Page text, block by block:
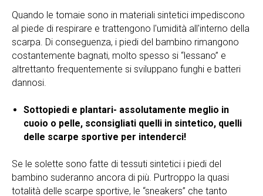
Quando le tomaie sono in materiali sintetici impediscono
al piede di respirare e trattengono l'umidità all'interno della
scarpa. Di conseguenza, i piedi del bambino rimangono
costantemente bagnati, molto spesso si “lessano” e
altrettanto frequentemente si sviluppano funghi e batteri
dannosi.
Sottopiedi e plantari- assolutamente meglio in
cuoio o pelle, sconsigliati quelli in sintetico, quelli
delle scarpe sportive per intenderci!
Se le solette sono fatte di tessuti sintetici i piedi del
bambino suderanno ancora di più. Purtroppo la quasi
totalità delle scarpe sportive, le “sneakers” che tanto